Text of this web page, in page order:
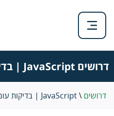
דרושים JavaScript | בדיקות עומסים בכל הארץ
דרושים \JavaScript | בדיקות עומסים